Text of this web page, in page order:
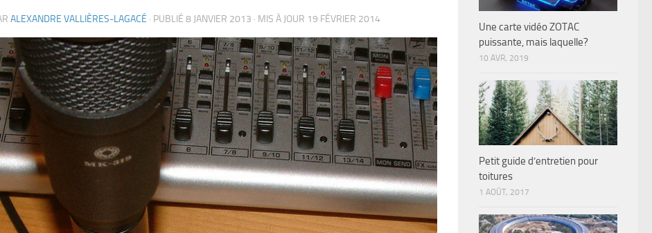
ALEXANDRE VALLIÈRES-LAGACÉ · PUBLIÉ 8 JANVIER 2013 · MIS À JOUR 19 FÉVRIER 2014
Une carte vidéo ZOTAC
puissante, mais laquelle?
10 AVR, 2019
Petit guide d’entretien pour
toitures
1 AOÛT, 2017